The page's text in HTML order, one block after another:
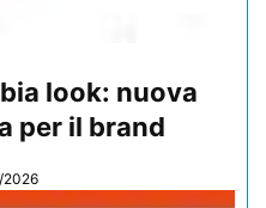
look: nuova
per il brand